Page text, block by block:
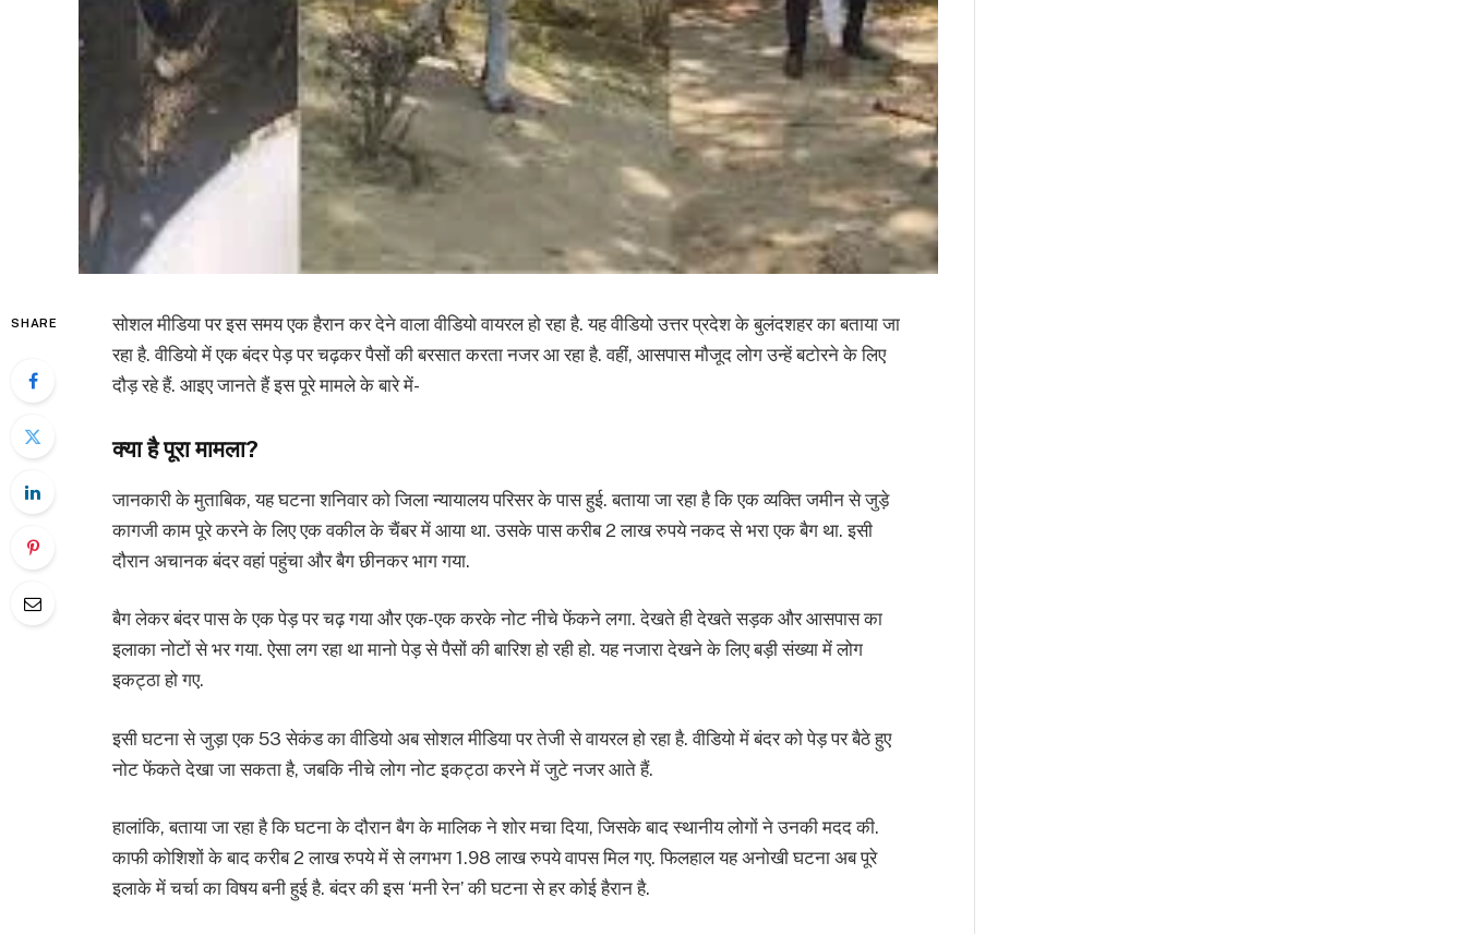
SHARE
सोशल मीडिया पर इस समय एक हैरान कर देने वाला वीडियो वायरल हो रहा है. यह वीडियो उत्तर प्रदेश के बुलंदशहर का बताया जा
रहा है. वीडियो में एक बंदर पेड़ पर चढ़कर पैसों की बरसात करता नजर आ रहा है. वहीं, आसपास मौजूद लोग उन्हें बटोरने के लिए
दौड़ रहे हैं. आइए जानते हैं इस पूरे मामले के बारे में-
क्या है पूरा मामला?
जानकारी के मुताबिक, यह घटना शनिवार को जिला न्यायालय परिसर के पास हुई. बताया जा रहा है कि एक व्यक्ति जमीन से जुड़े
कागजी काम पूरे करने के लिए एक वकील के चैंबर में आया था. उसके पास करीब 2 लाख रुपये नकद से भरा एक बैग था. इसी
दौरान अचानक बंदर वहां पहुंचा और बैग छीनकर भाग गया.
बैग लेकर बंदर पास के एक पेड़ पर चढ़ गया और एक-एक करके नोट नीचे फेंकने लगा. देखते ही देखते सड़क और आसपास का
इलाका नोटों से भर गया. ऐसा लग रहा था मानो पेड़ से पैसों की बारिश हो रही हो. यह नजारा देखने के लिए बड़ी संख्या में लोग
इकट्ठा हो गए.
इसी घटना से जुड़ा एक 53 सेकंड का वीडियो अब सोशल मीडिया पर तेजी से वायरल हो रहा है. वीडियो में बंदर को पेड़ पर बैठे हुए
नोट फेंकते देखा जा सकता है, जबकि नीचे लोग नोट इकट्ठा करने में जुटे नजर आते हैं.
हालांकि, बताया जा रहा है कि घटना के दौरान बैग के मालिक ने शोर मचा दिया, जिसके बाद स्थानीय लोगों ने उनकी मदद की.
काफी कोशिशों के बाद करीब 2 लाख रुपये में से लगभग 1.98 लाख रुपये वापस मिल गए. फिलहाल यह अनोखी घटना अब पूरे
इलाके में चर्चा का विषय बनी हुई है. बंदर की इस ‘मनी रेन’ की घटना से हर कोई हैरान है.